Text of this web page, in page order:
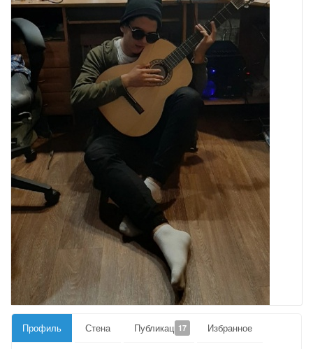
Профиль Стена Публикации17 Избранное